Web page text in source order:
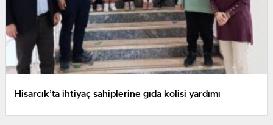
Hisarcık’ta ihtiyaç sahiplerine gıda kolisi yardımı